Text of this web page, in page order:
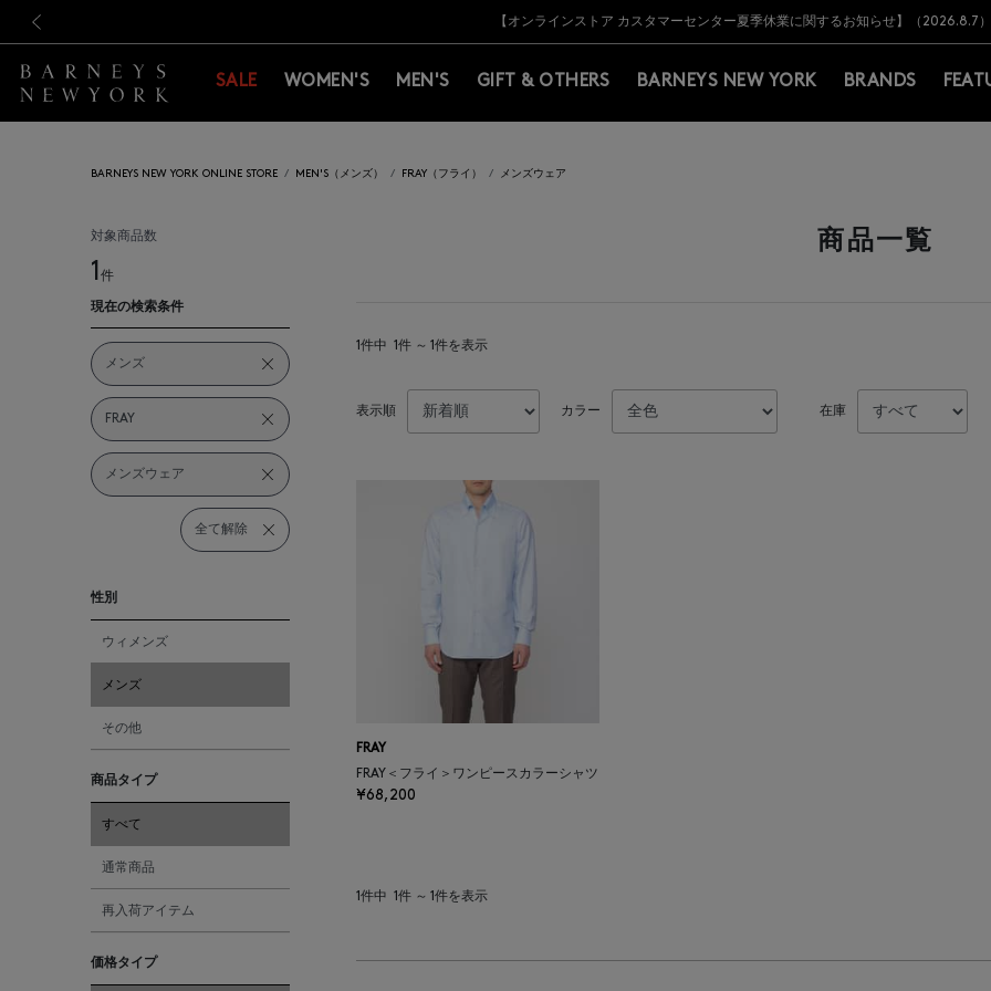
新規登録のお客様も対象！＜MY BARNEYS＞会員のお客様は11,000円（税込）以上のお買上げで常時送料無料
【夏季休業に伴う出荷一時停止のお知らせ】(2026.8.7)
【オンラインストア カスタマーセンター夏季休業に関するお知らせ】（2026.8.7）
【夏季休業に伴う返品・交換承り一時停止のお知らせ】（2026.8.5）
熊本県を中心とした地震の影響によるお荷物のお届けについて
【開催中】SUMMER SALEのご案内・ご注意事項
新規登録のお客様も対象！＜MY BARNEYS＞会員のお客様は11,000円（税込）以上のお買上げで常時送料無料
【夏季休業に伴う出荷一時停止のお知らせ】(2026.8.7)
SALE WOMEN'S MEN'S GIFT & OTHERS BARNEYS NEW YORK BRANDS
BARNEYS NEW YORK ONLINE STORE MEN'S（メンズ） FRAY（フライ） メンズウェア
対象商品数
1件
現在の検索条件
メンズ
FRAY
メンズウェア
全て解除
性別
ウィメンズ
メンズ
その他
商品タイプ
すべて
通常商品
再入荷アイテム
価格タイプ
商品一覧
1件中 1件 ～ 1件を表示
表示順 カラー 在庫
FRAY
FRAY＜フライ＞ワンピースカラーシャツ
¥68,200
1件中 1件 ～ 1件を表示